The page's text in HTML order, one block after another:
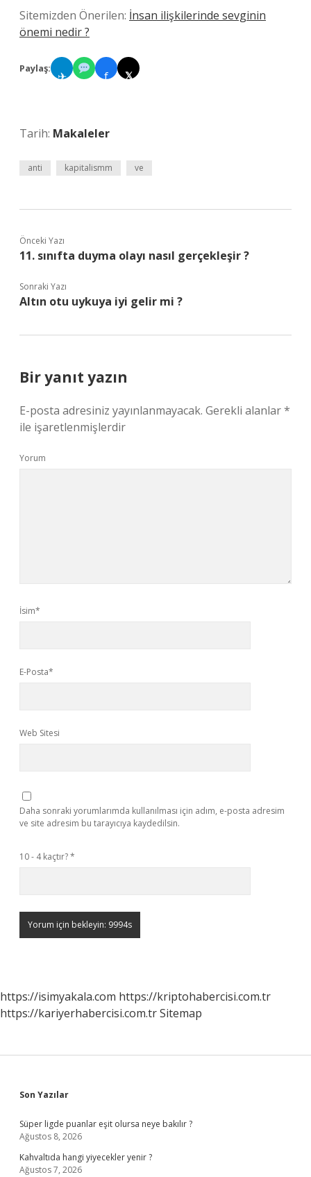
Sitemizden Önerilen: İnsan ilişkilerinde sevginin
önemi nedir ?
Paylaş:
✈ f 𝕏
Tarih: Makaleler
anti kapitalismm ve
Önceki Yazı
11. sınıfta duyma olayı nasıl gerçekleşir ?
Sonraki Yazı
Altın otu uykuya iyi gelir mi ?
Bir yanıt yazın
E-posta adresiniz yayınlanmayacak. Gerekli alanlar*
ile işaretlenmişlerdir
Yorum
İsim*
E-Posta*
Web Sitesi
Daha sonraki yorumlarımda kullanılması için adım, e-posta adresim
ve site adresim bu tarayıcıya kaydedilsin.
10 - 4 kaçtır?*
https://isimyakala.com https://kriptohabercisi.com.tr
https://kariyerhabercisi.com.trSitemap
Sidebar
Son Yazılar
Süper ligde puanlar eşit olursa neye bakılır ?
Ağustos 8, 2026
Kahvaltıda hangi yiyecekler yenir ?
Ağustos 7, 2026